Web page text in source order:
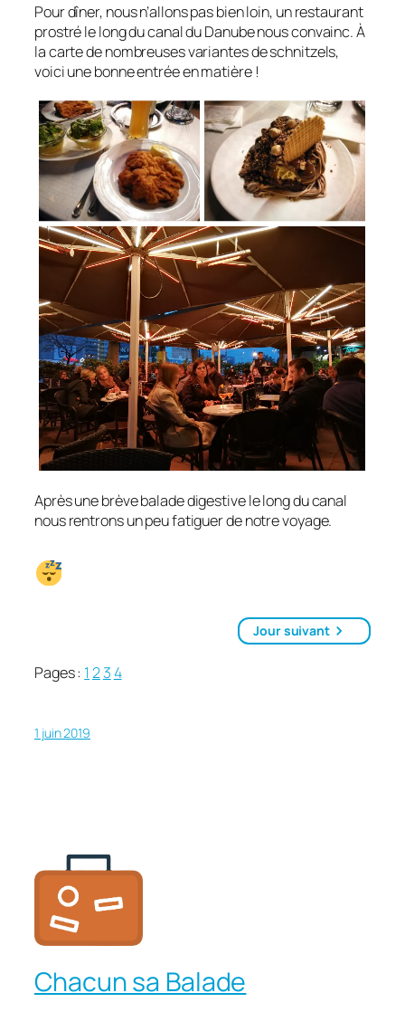
Pour dîner, nous n’allons pas bien loin, un restaurant
prostré le long du canal du Danube nous convainc. À
la carte de nombreuses variantes de schnitzels,
voici une bonne entrée en matière !
Après une brève balade digestive le long du canal
nous rentrons un peu fatiguer de notre voyage.
Jour suivant
Pages : 1234
1 juin 2019
Chacun sa Balade